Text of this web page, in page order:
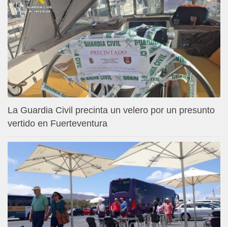
La Guardia Civil precinta un velero por un presunto
vertido en Fuerteventura